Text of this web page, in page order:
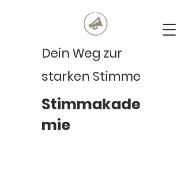
Dein Weg zur
starken Stimme
Stimmakade
mie